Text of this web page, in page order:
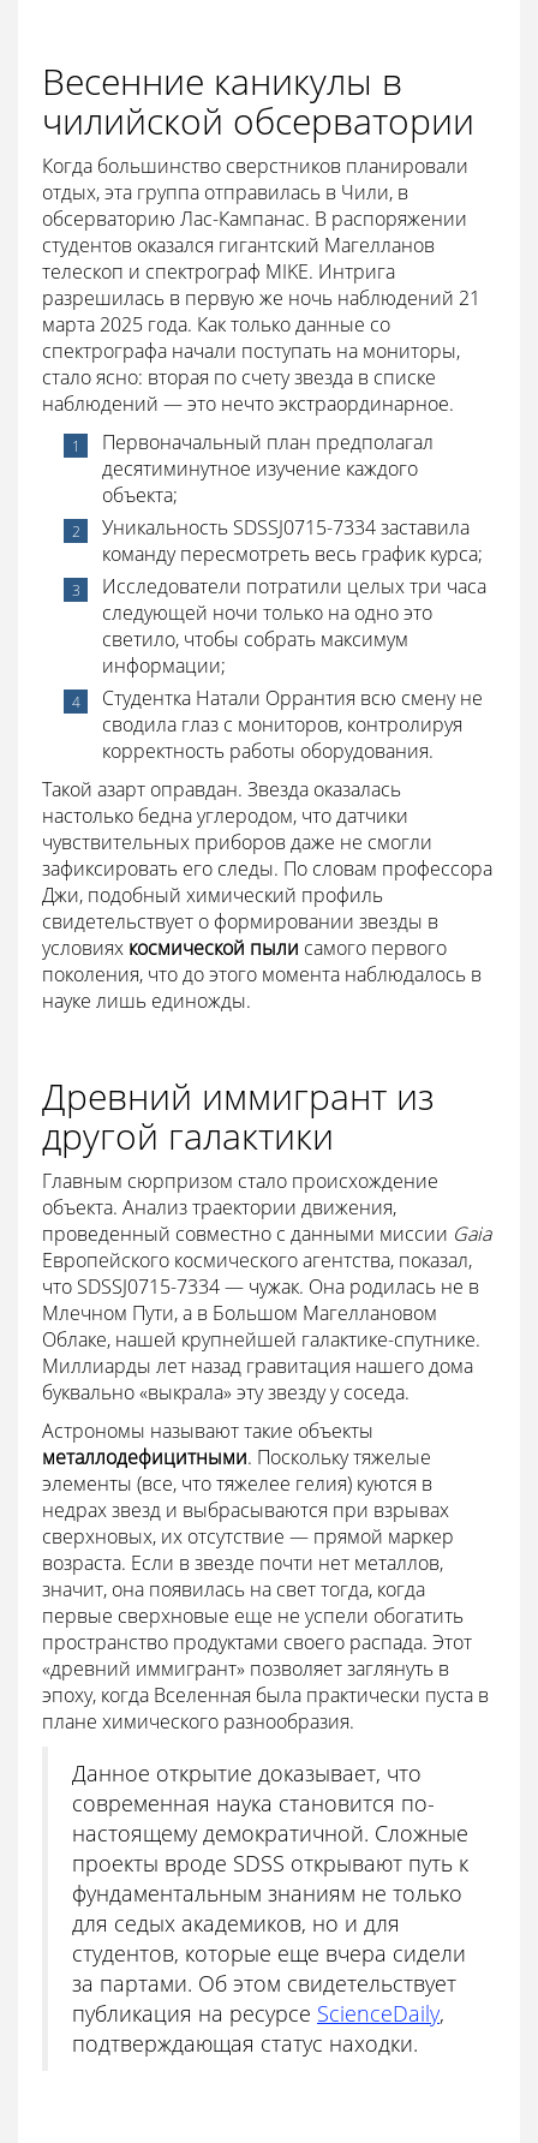
Весенние каникулы в
чилийской обсерватории
Когда большинство сверстников планировали
отдых, эта группа отправилась в Чили, в
обсерваторию Лас-Кампанас. В распоряжении
студентов оказался гигантский Магелланов
телескоп и спектрограф MIKE. Интрига
разрешилась в первую же ночь наблюдений 21
марта 2025 года. Как только данные со
спектрографа начали поступать на мониторы,
стало ясно: вторая по счету звезда в списке
наблюдений — это нечто экстраординарное.
Первоначальный план предполагал
десятиминутное изучение каждого
объекта;
Уникальность SDSSJ0715-7334 заставила
команду пересмотреть весь график курса;
Исследователи потратили целых три часа
следующей ночи только на одно это
светило, чтобы собрать максимум
информации;
Студентка Натали Оррантия всю смену не
сводила глаз с мониторов, контролируя
корректность работы оборудования.
Такой азарт оправдан. Звезда оказалась
настолько бедна углеродом, что датчики
чувствительных приборов даже не смогли
зафиксировать его следы. По словам профессора
Джи, подобный химический профиль
свидетельствует о формировании звезды в
условиях космической пыли самого первого
поколения, что до этого момента наблюдалось в
науке лишь единожды.
Древний иммигрант из
другой галактики
Главным сюрпризом стало происхождение
объекта. Анализ траектории движения,
проведенный совместно с данными миссии Gaia
Европейского космического агентства, показал,
что SDSSJ0715-7334 — чужак. Она родилась не в
Млечном Пути, а в Большом Магеллановом
Облаке, нашей крупнейшей галактике-спутнике.
Миллиарды лет назад гравитация нашего дома
буквально «выкрала» эту звезду у соседа.
Астрономы называют такие объекты
металлодефицитными. Поскольку тяжелые
элементы (все, что тяжелее гелия) куются в
недрах звезд и выбрасываются при взрывах
сверхновых, их отсутствие — прямой маркер
возраста. Если в звезде почти нет металлов,
значит, она появилась на свет тогда, когда
первые сверхновые еще не успели обогатить
пространство продуктами своего распада. Этот
«древний иммигрант» позволяет заглянуть в
эпоху, когда Вселенная была практически пуста в
плане химического разнообразия.
Данное открытие доказывает, что
современная наука становится по-
настоящему демократичной. Сложные
проекты вроде SDSS открывают путь к
фундаментальным знаниям не только
для седых академиков, но и для
студентов, которые еще вчера сидели
за партами. Об этом свидетельствует
публикация на ресурсе ScienceDaily,
подтверждающая статус находки.